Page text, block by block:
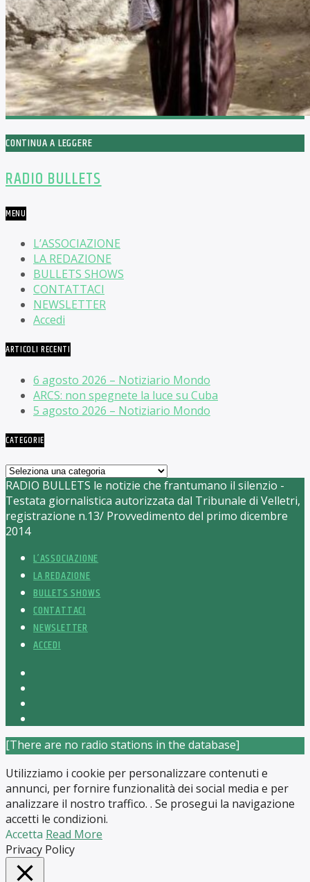
CONTINUA A LEGGERE
RADIO BULLETS
MENU
L’ASSOCIAZIONE
LA REDAZIONE
BULLETS SHOWS
CONTATTACI
NEWSLETTER
Accedi
ARTICOLI RECENTI
6 agosto 2026 – Notiziario Mondo
ARCS: non spegnete la luce su Cuba
5 agosto 2026 – Notiziario Mondo
CATEGORIE
Categorie
RADIO BULLETS le notizie che frantumano il silenzio -
Testata giornalistica autorizzata dal Tribunale di Velletri,
registrazione n.13/ Provvedimento del primo dicembre
2014
L’ASSOCIAZIONE
LA REDAZIONE
BULLETS SHOWS
CONTATTACI
NEWSLETTER
ACCEDI
[There are no radio stations in the database]
Utilizziamo i cookie per personalizzare contenuti e
annunci, per fornire funzionalità dei social media e per
analizzare il nostro traffico. . Se prosegui la navigazione
accetti le condizioni.
Accetta Read More
Privacy Policy